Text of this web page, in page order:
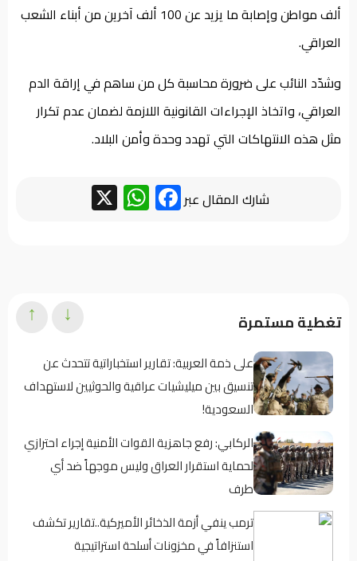
ألف مواطن وإصابة ما يزيد عن 100 ألف آخرين من أبناء الشعب
العراقي.
وشدّد النائب على ضرورة محاسبة كل من ساهم في إراقة الدم
العراقي، واتخاذ الإجراءات القانونية اللازمة لضمان عدم تكرار
مثل هذه الانتهاكات التي تهدد وحدة وأمن البلاد.
شارك المقال عبر Facebook
WhatsApp
تغطية مستمرة
على ذمة العربية: تقارير استخباراتية تتحدث عن
تنسيق بين ميليشيات عراقية والحوثيين لاستهداف
السعودية!
الركابي: رفع جاهزية القوات الأمنية إجراء احترازي
لحماية استقرار العراق وليس موجهاً ضد أي
طرف
ترمب ينفي أزمة الذخائر الأميركية..تقارير تكشف
استنزافاً في مخزونات أسلحة استراتيجية
↓
↑